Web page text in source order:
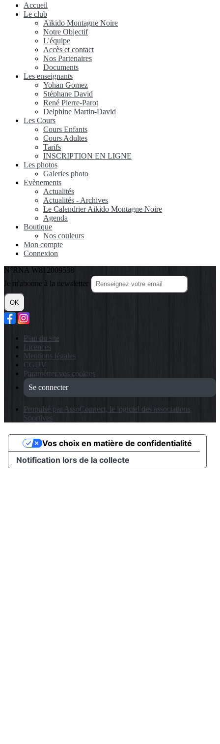
Accueil
Le club
Aïkido Montagne Noire
Notre Objectif
L'équipe
Accès et contact
Nos Partenaires
Documents
Les enseignants
Yohan Gomez
Stéphane David
René Pierre-Parot
Delphine Martin-David
Les Cours
Cours Enfants
Cours Adultes
Tarifs
INSCRIPTION EN LIGNE
Les photos
Galeries photo
Evènements
Actualités
Actualités - Archives
Le Calendrier Aikido Montagne Noire
Agenda
Boutique
Nos couleurs
Mon compte
Connexion
N°RNA W812009538
Je m'abonne à la newsletter
OK
Plan du site
Licences
Mentions légales
CGUV
Paramétrer vos cookies
Se connecter
Propulsé par AssoConnect, le logiciel des associations
Sportives
Notification lors de la collecte
Vos choix en matière de confidentialité